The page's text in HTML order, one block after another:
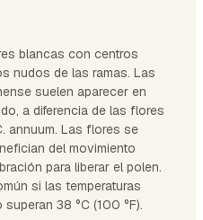
blancas con centros
nudos de las ramas. Las
suelen aparecer en
a diferencia de las flores
annuum. Las flores se
del movimiento
para liberar el polen.
si las temperaturas
38 °C (100 °F).